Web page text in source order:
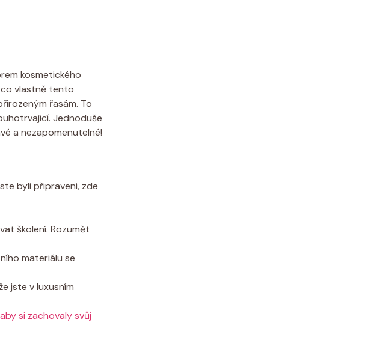
kosmetického
co vlastně tento
řasám. To
Jednoduše
a nezapomenutelné!
byli připraveni, zde
školení. Rozumět
materiálu se
jste v luxusním
aby si zachovaly svůj